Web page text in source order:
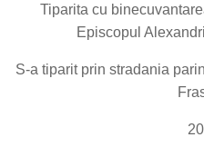
Tiparita cu
Episcopul
S-a tiparit prin stradania